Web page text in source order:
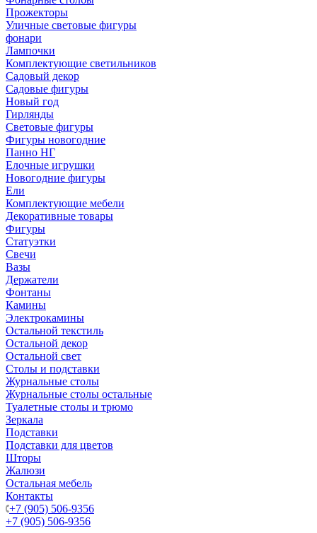
Прожекторы
Уличные световые фигуры
фонари
Лампочки
Комплектующие светильников
Садовый декор
Садовые фигуры
Новый год
Гирлянды
Световые фигуры
Фигуры новогодние
Панно НГ
Елочные игрушки
Новогодние фигуры
Ели
Комплектующие мебели
Декоративные товары
Фигуры
Статуэтки
Свечи
Вазы
Держатели
Фонтаны
Камины
Электрокамины
Остальной текстиль
Остальной декор
Остальной свет
Столы и подставки
Журнальные столы
Журнальные столы остальные
Туалетные столы и трюмо
Зеркала
Подставки
Подставки для цветов
Шторы
Жалюзи
Остальная мебель
Контакты
+7 (905) 506-9356
+7 (905) 506-9356